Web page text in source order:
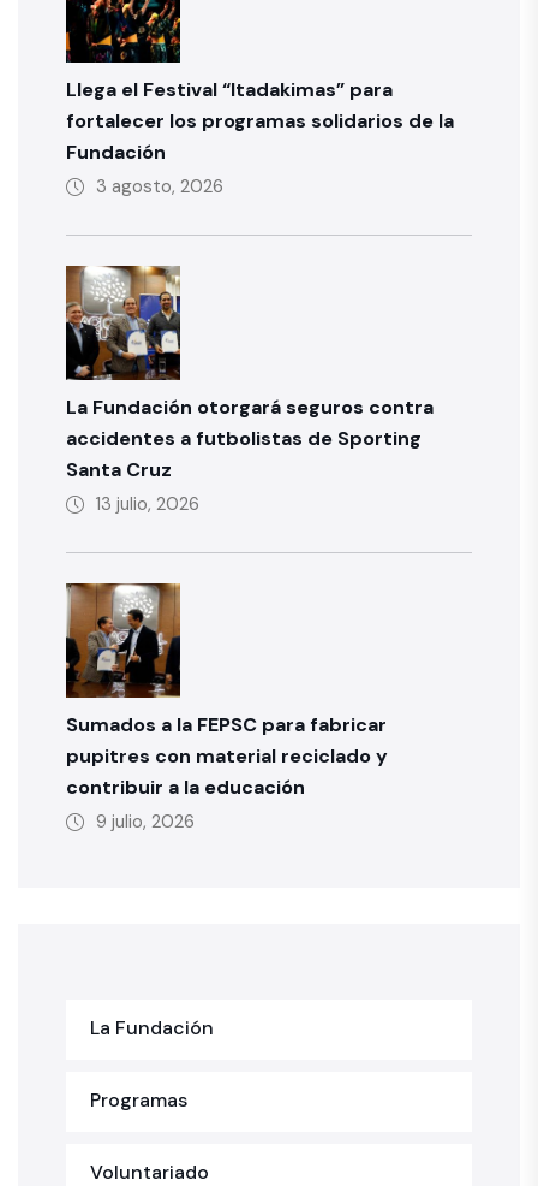
Llega el Festival “Itadakimas” para
fortalecer los programas solidarios de la
Fundación
3 agosto, 2026
La Fundación otorgará seguros contra
accidentes a futbolistas de Sporting
Santa Cruz
13 julio, 2026
Sumados a la FEPSC para fabricar
pupitres con material reciclado y
contribuir a la educación
9 julio, 2026
La Fundación
Programas
Voluntariado